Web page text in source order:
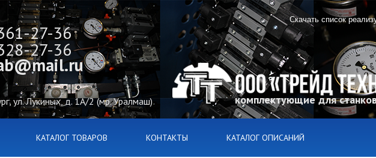
комплектующие для
27-36
ул. Лукиных, д. 1А/2 (мр. Уралмаш)
27-36
Скачать список
КАТАЛОГ ТОВАРОВ КОНТАКТЫ КАТАЛОГ ОПИСАНИЙ